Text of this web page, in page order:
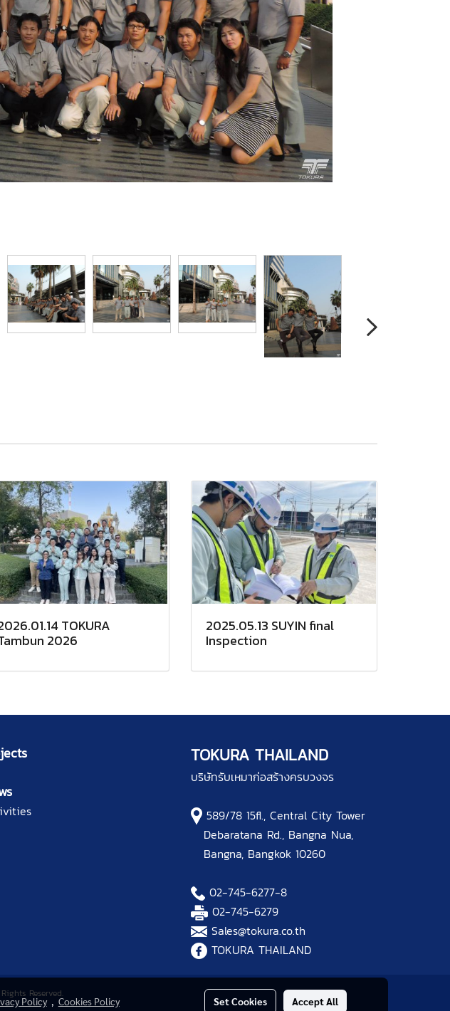
TOKURA
2026
2025.05.13 SUYIN final
Inspection
TOKURA THAILAND
บริษัทรับเหมาก่อสร้างครบวงจร
589/78 15fl., Central City Tower
Debaratana Rd., Bangna Nua,
Bangna, Bangkok 10260
02-745-6277-8
02-745-6279
Sales@tokura.co.th
TOKURA THAILAND
Reserved.
Policy, Cookies Policy Set Cookies Accept All